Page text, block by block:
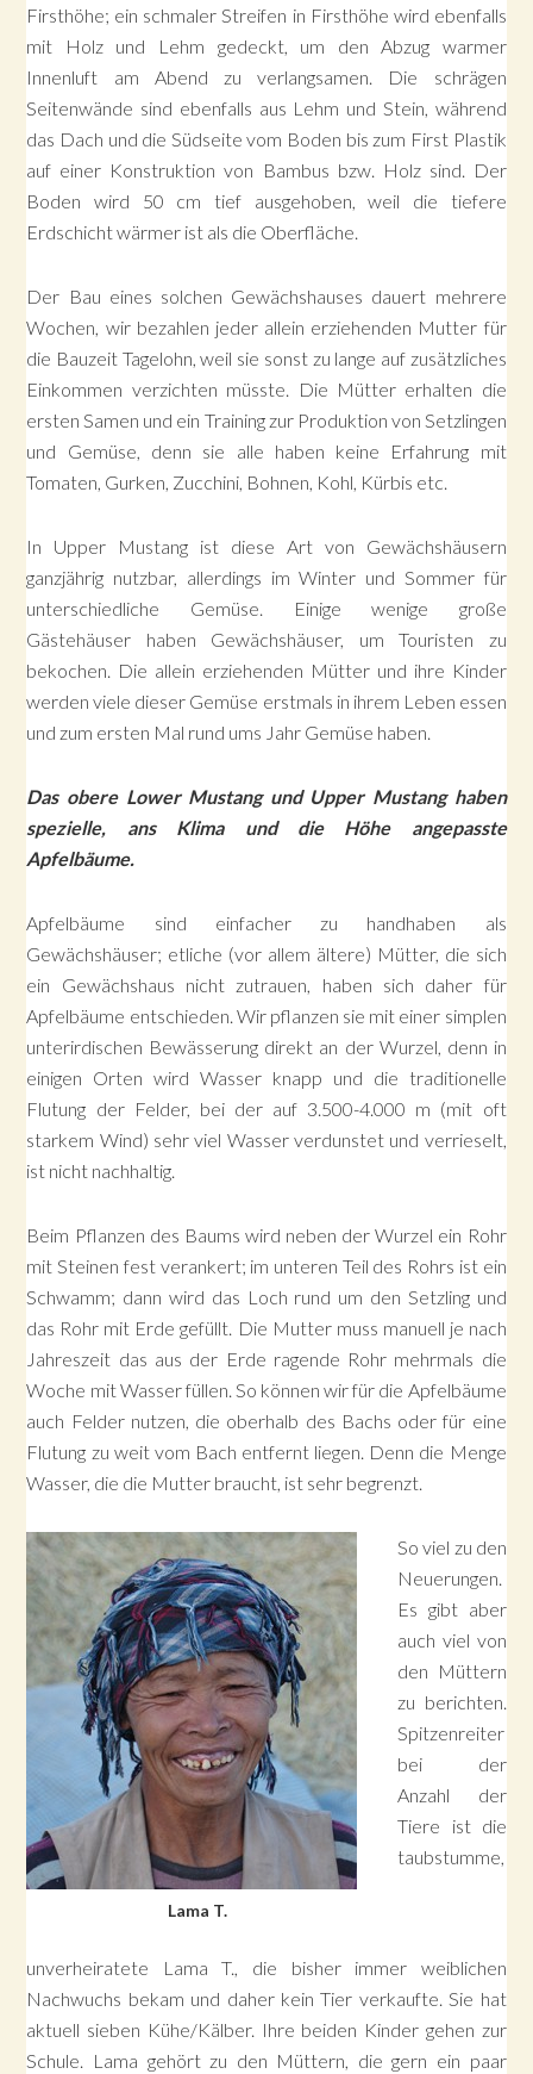
Firsthöhe; ein schmaler Streifen in Firsthöhe wird ebenfalls
mit Holz und Lehm gedeckt, um den Abzug warmer
Innenluft am Abend zu verlangsamen. Die schrägen
Seitenwände sind ebenfalls aus Lehm und Stein, während
das Dach und die Südseite vom Boden bis zum First Plastik
auf einer Konstruktion von Bambus bzw. Holz sind. Der
Boden wird 50 cm tief ausgehoben, weil die tiefere
Erdschicht wärmer ist als die Oberfläche.
Der Bau eines solchen Gewächshauses dauert mehrere
Wochen, wir bezahlen jeder allein erziehenden Mutter für
die Bauzeit Tagelohn, weil sie sonst zu lange auf zusätzliches
Einkommen verzichten müsste. Die Mütter erhalten die
ersten Samen und ein Training zur Produktion von Setzlingen
und Gemüse, denn sie alle haben keine Erfahrung mit
Tomaten, Gurken, Zucchini, Bohnen, Kohl, Kürbis etc.
In Upper Mustang ist diese Art von Gewächshäusern
ganzjährig nutzbar, allerdings im Winter und Sommer für
unterschiedliche Gemüse. Einige wenige große
Gästehäuser haben Gewächshäuser, um Touristen zu
bekochen. Die allein erziehenden Mütter und ihre Kinder
werden viele dieser Gemüse erstmals in ihrem Leben essen
und zum ersten Mal rund ums Jahr Gemüse haben.
Das obere Lower Mustang und Upper Mustang haben
spezielle, ans Klima und die Höhe angepasste
Apfelbäume.
Apfelbäume sind einfacher zu handhaben als
Gewächshäuser; etliche (vor allem ältere) Mütter, die sich
ein Gewächshaus nicht zutrauen, haben sich daher für
Apfelbäume entschieden. Wir pflanzen sie mit einer simplen
unterirdischen Bewässerung direkt an der Wurzel, denn in
einigen Orten wird Wasser knapp und die traditionelle
Flutung der Felder, bei der auf 3.500-4.000 m (mit oft
starkem Wind) sehr viel Wasser verdunstet und verrieselt,
ist nicht nachhaltig.
Beim Pflanzen des Baums wird neben der Wurzel ein Rohr
mit Steinen fest verankert; im unteren Teil des Rohrs ist ein
Schwamm; dann wird das Loch rund um den Setzling und
das Rohr mit Erde gefüllt. Die Mutter muss manuell je nach
Jahreszeit das aus der Erde ragende Rohr mehrmals die
Woche mit Wasser füllen. So können wir für die Apfelbäume
auch Felder nutzen, die oberhalb des Bachs oder für eine
Flutung zu weit vom Bach entfernt liegen. Denn die Menge
Wasser, die die Mutter braucht, ist sehr begrenzt.
Lama T.
So viel zu den
Neuerungen.
Es gibt aber
auch viel von
den Müttern
zu berichten.
Spitzenreiter
bei der
Anzahl der
Tiere ist die
taubstumme,
unverheiratete Lama T., die bisher immer weiblichen
Nachwuchs bekam und daher kein Tier verkaufte. Sie hat
aktuell sieben Kühe/Kälber. Ihre beiden Kinder gehen zur
Schule. Lama gehört zu den Müttern, die gern ein paar